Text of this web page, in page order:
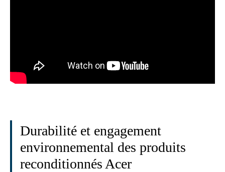
Durabilité et engagement
environnemental des produits
reconditionnés Acer